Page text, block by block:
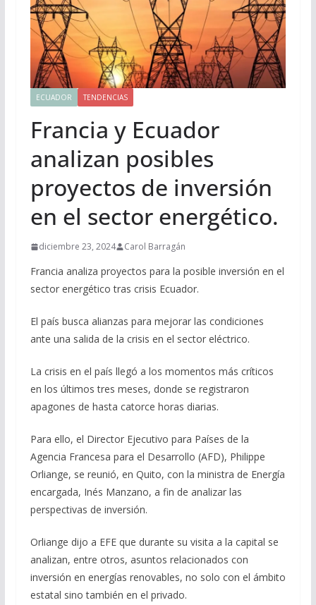
ECUADOR TENDENCIAS
Francia y Ecuador
analizan posibles
proyectos de inversión
en el sector energético.
diciembre 23, 2024 Carol Barragán
Francia analiza proyectos para la posible inversión en el
sector energético tras crisis Ecuador.
El país busca alianzas para mejorar las condiciones
ante una salida de la crisis en el sector eléctrico.
La crisis en el país llegó a los momentos más críticos
en los últimos tres meses, donde se registraron
apagones de hasta catorce horas diarias.
Para ello, el Director Ejecutivo para Países de la
Agencia Francesa para el Desarrollo (AFD), Philippe
Orliange, se reunió, en Quito, con la ministra de Energía
encargada, Inés Manzano, a fin de analizar las
perspectivas de inversión.
Orliange dijo a EFE que durante su visita a la capital se
analizan, entre otros, asuntos relacionados con
inversión en energías renovables, no solo con el ámbito
estatal sino también en el privado.